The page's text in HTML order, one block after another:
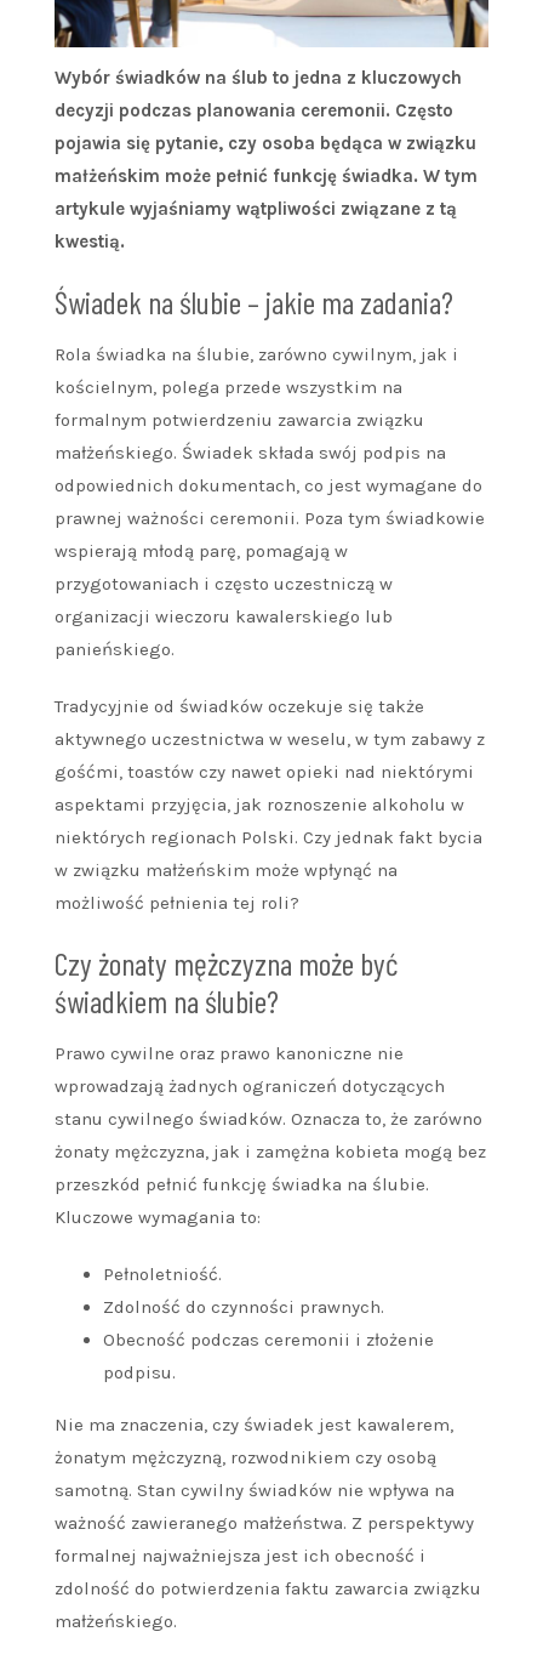
Wybór świadków na ślub to jedna z kluczowych
decyzji podczas planowania ceremonii. Często
pojawia się pytanie, czy osoba będąca w związku
małżeńskim może pełnić funkcję świadka. W tym
artykule wyjaśniamy wątpliwości związane z tą
kwestią.
Świadek na ślubie – jakie ma zadania?
Rola świadka na ślubie, zarówno cywilnym, jak i
kościelnym, polega przede wszystkim na
formalnym potwierdzeniu zawarcia związku
małżeńskiego. Świadek składa swój podpis na
odpowiednich dokumentach, co jest wymagane do
prawnej ważności ceremonii. Poza tym świadkowie
wspierają młodą parę, pomagają w
przygotowaniach i często uczestniczą w
organizacji wieczoru kawalerskiego lub
panieńskiego.
Tradycyjnie od świadków oczekuje się także
aktywnego uczestnictwa w weselu, w tym zabawy z
gośćmi, toastów czy nawet opieki nad niektórymi
aspektami przyjęcia, jak roznoszenie alkoholu w
niektórych regionach Polski. Czy jednak fakt bycia
w związku małżeńskim może wpłynąć na
możliwość pełnienia tej roli?
Czy żonaty mężczyzna może być
świadkiem na ślubie?
Prawo cywilne oraz prawo kanoniczne nie
wprowadzają żadnych ograniczeń dotyczących
stanu cywilnego świadków. Oznacza to, że zarówno
żonaty mężczyzna, jak i zamężna kobieta mogą bez
przeszkód pełnić funkcję świadka na ślubie.
Kluczowe wymagania to:
Pełnoletniość.
Zdolność do czynności prawnych.
Obecność podczas ceremonii i złożenie
podpisu.
Nie ma znaczenia, czy świadek jest kawalerem,
żonatym mężczyzną, rozwodnikiem czy osobą
samotną. Stan cywilny świadków nie wpływa na
ważność zawieranego małżeństwa. Z perspektywy
formalnej najważniejsza jest ich obecność i
zdolność do potwierdzenia faktu zawarcia związku
małżeńskiego.